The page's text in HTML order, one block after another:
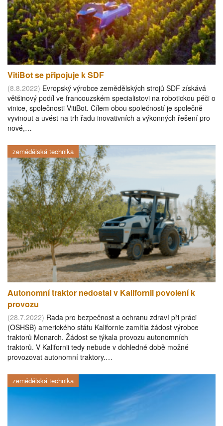
VitiBot se připojuje k SDF
(8.8.2022) Evropský výrobce zemědělských strojů SDF získává
většinový podíl ve francouzském specialistovi na robotickou péči o
vinice, společnosti VitiBot. Cílem obou společností je společně
vyvinout a uvést na trh řadu inovativních a výkonných řešení pro
nové,…
zemědělská technika
Autonomní traktor nedostal v Kalifornii povolení k
provozu
(28.7.2022) Rada pro bezpečnost a ochranu zdraví při práci
(OSHSB) amerického státu Kalifornie zamítla žádost výrobce
traktorů Monarch. Žádost se týkala provozu autonomních
traktorů. V Kalifornii tedy nebude v dohledné době možné
provozovat autonomní traktory.…
zemědělská technika